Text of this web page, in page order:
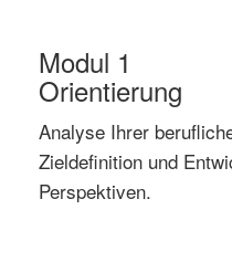
Modul 1
Orientierung
Analyse Ihrer
Zieldefinition und
Perspektiven.